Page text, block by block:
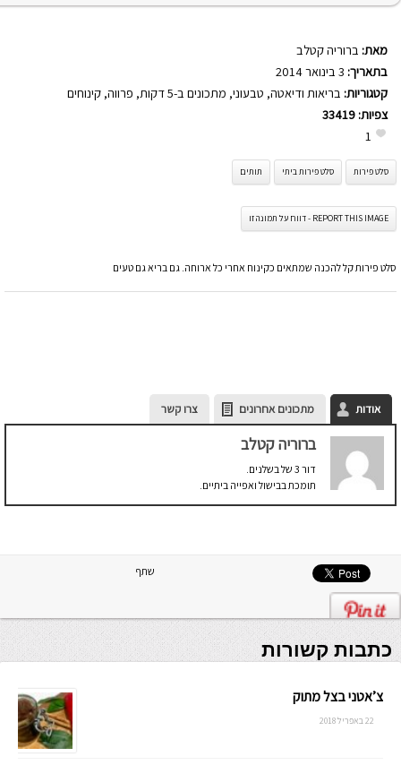
מאת: ברוריה קטלב
בתאריך:
קטגוריות: בריאות ודיאטה, טבעוני, מתכונים ב-5 דקות , פרווה, קינוחים
צפיות: 33419
1
סלט פירות סלט פירות ביתי תותים
REPORT THIS IMAGE - דווח על תמונה זו
סלט פירות קל להכנה שמתאים כקינוח אחרי כל ארוחה. גם בריא גם טעים
אודות מתכונים אחרונים צרו קשר
ברוריה קטלב
דור 3 של בשלנים.
תומכת בבישול ואפייה ביתיים.
שתף
כתבות קשורות
צ’אטני בצל מתוק
22 באפריל 2018